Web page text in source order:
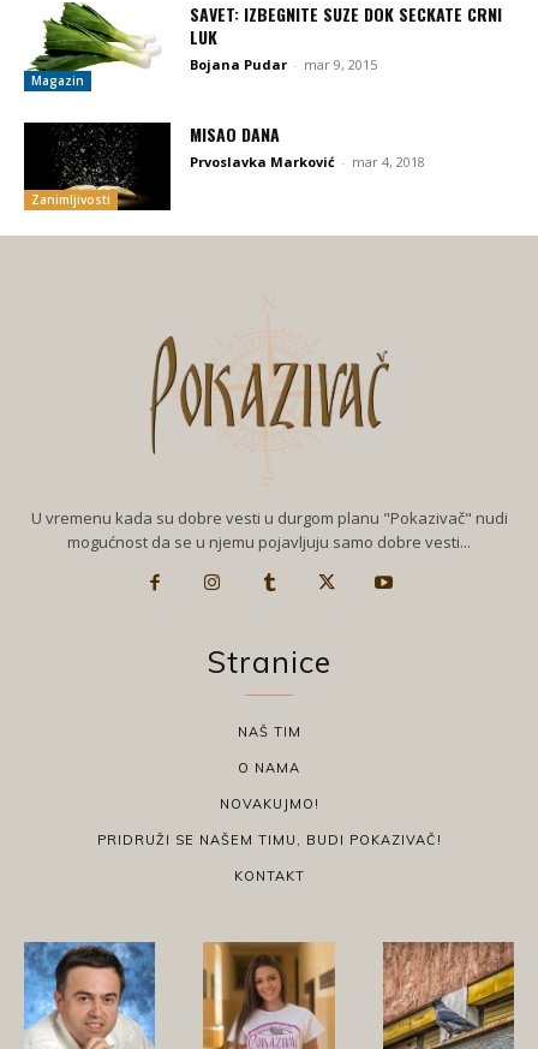
Magazin
SAVET: IZBEGNITE SUZE DOK SECKATE CRNI
LUK
Bojana Pudar - mar 9, 2015
Zanimljivosti
MISAO DANA
Prvoslavka Marković - mar 4, 2018
U vremenu kada su dobre vesti u durgom planu "Pokazivač" nudi
mogućnost da se u njemu pojavljuju samo dobre vesti...
Stranice
NAŠ TIM
O NAMA
NOVAKUJMO!
PRIDRUŽI SE NAŠEM TIMU, BUDI POKAZIVAČ!
KONTAKT